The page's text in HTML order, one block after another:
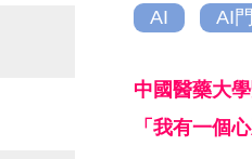
AI AI
中國醫藥大
「我有一個